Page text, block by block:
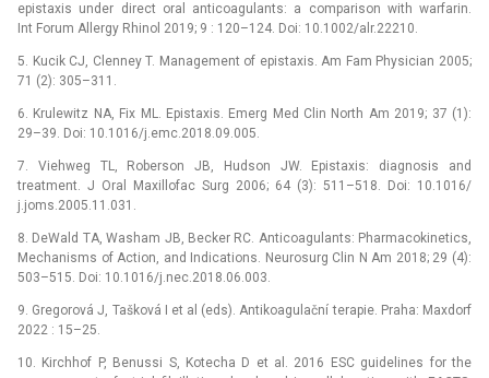
epistaxis under direct oral anticoagulants: a comparison with warfarin.
Int Forum Allergy Rhinol 2019; 9 : 120–124. Doi: 10.1002/alr.22210.
5. Kucik CJ, Clenney T. Management of epistaxis. Am Fam Physician 2005;
71 (2): 305–311.
6. Krulewitz NA, Fix ML. Epistaxis. Emerg Med Clin North Am 2019; 37 (1):
29–39. Doi: 10.1016/j.emc.2018.09.005.
7. Viehweg TL, Roberson JB, Hudson JW. Epistaxis: diagnosis and
treatment. J Oral Maxillofac Surg 2006; 64 (3): 511–518. Doi: 10.1016/
j.joms.2005.11.031.
8. DeWald TA, Washam JB, Becker RC. Anticoagulants: Pharmacokinetics,
Mechanisms of Action, and Indications. Neurosurg Clin N Am 2018; 29 (4):
503–515. Doi: 10.1016/j.nec.2018.06.003.
9. Gregorová J, Tašková I et al (eds). Antikoagulační terapie. Praha: Maxdorf
2022 : 15–25.
10. Kirchhof P, Benussi S, Kotecha D et al. 2016 ESC guidelines for the